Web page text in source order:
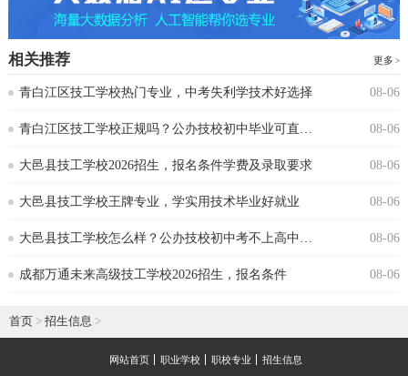
相关推荐 更多
青白江区技工学校热门专业，中考失利学技术好选择 08-06
青白江区技工学校正规吗？公办技校初中毕业可直接报读 08-06
大邑县技工学校2026招生，报名条件学费及录取要求 08-06
大邑县技工学校王牌专业，学实用技术毕业好就业 08-06
大邑县技工学校怎么样？公办技校初中考不上高中可报 08-06
成都万通未来高级技工学校2026招生，报名条件 08-06
首页 > 招生信息 >
网站首页 职业学校 职校专业
招生信息